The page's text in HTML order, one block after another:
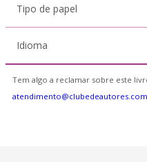
Tipo de papel
Idioma
Tem algo a reclamar sobre este